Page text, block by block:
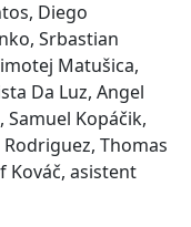
Diego
Srbastian
Matušica,
Da Luz, Angel
Samuel Kopáčik,
Thomas
Kováč, asistent